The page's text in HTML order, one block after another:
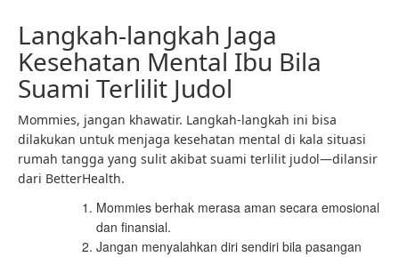
Langkah-langkah Jaga
Kesehatan Mental Ibu Bila
Suami Terlilit Judol
Mommies, jangan khawatir. Langkah-langkah ini bisa
dilakukan untuk menjaga kesehatan mental di kala situasi
rumah tangga yang sulit akibat suami terlilit judol—dilansir
dari BetterHealth.
Mommies berhak merasa aman secara emosional
dan finansial.
Jangan menyalahkan diri sendiri bila pasangan